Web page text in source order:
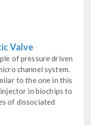
Valve
of pressure driven
channel system.
to the one in this
in biochips to
of dissociated